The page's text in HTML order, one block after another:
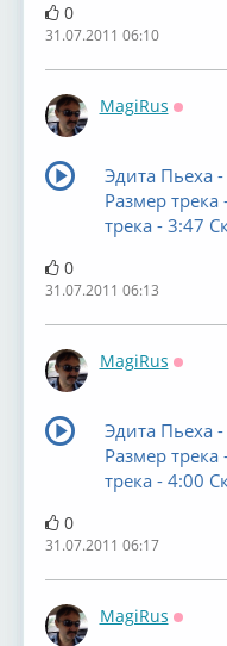
0
31.07.2011 06:10
MagiRus
Эдита Пьеха
Размер
трека - 3:47
0
31.07.2011 06:13
MagiRus
Эдита Пьеха
Размер
трека - 4:00
0
31.07.2011 06:17
MagiRus